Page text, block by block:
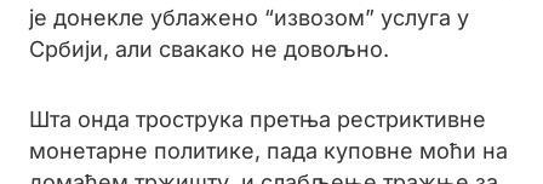
је донекле ублажено “извозом” услуга у
Србији, али свакако не довољно.
Шта онда трострука претња рестриктивне
монетарне политике, пада куповне моћи на